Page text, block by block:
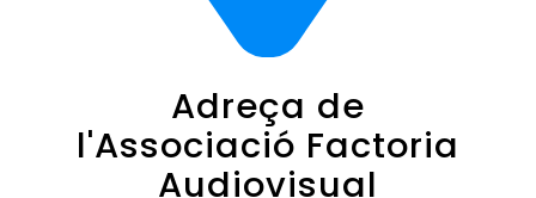
Adreça de
l'Associació Factoria
Audiovisual